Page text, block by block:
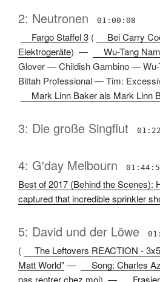
2: Neutronen 01:00:08
Fargo Staffel 3 (
Bei Carry
Elektrogeräte) — Wu-Tang
Glover—Childish Gambino—
Bittah Professional—Tim:
Mark Linn Baker als Mark Linn
3: Die große Singflut
4: G'day Melbourn
Best of 2017 (Behind the Scenes):
captured that incredible sprinkler
5: David und der Löwe
(
The Leftovers REACTION -
Matt World"—
Song: Charles